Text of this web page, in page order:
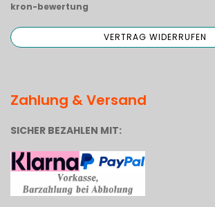
kron-bewertung
Zahlung & Versand
SICHER BEZAHLEN MIT: